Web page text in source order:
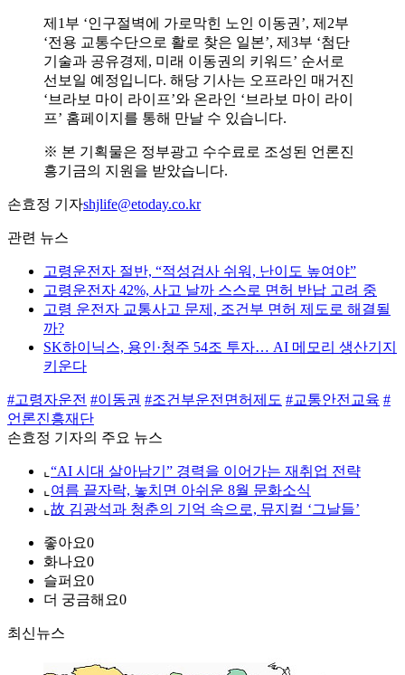
제1부 ‘인구절벽에 가로막힌 노인 이동권’, 제2부
‘전용 교통수단으로 활로 찾은 일본’, 제3부 ‘첨단
기술과 공유경제, 미래 이동권의 키워드’ 순서로
선보일 예정입니다. 해당 기사는 오프라인 매거진
‘브라보 마이 라이프’와 온라인 ‘브라보 마이 라이
프’ 홈페이지를 통해 만날 수 있습니다.
※ 본 기획물은 정부광고 수수료로 조성된 언론진
흥기금의 지원을 받았습니다.
손효정 기자shjlife@etoday.co.kr
관련 뉴스
고령운전자 절반, “적성검사 쉬워, 난이도 높여야”
고령운전자 42%, 사고 날까 스스로 면허 반납 고려 중
고령 운전자 교통사고 문제, 조건부 면허 제도로 해결될
까?
SK하이닉스, 용인·청주 54조 투자… AI 메모리 생산기지
키운다
#고령자운전 #이동권 #조건부운전면허제도 #교통안전교육 #
언론진흥재단
손효정 기자의 주요 뉴스
⌞ “AI 시대 살아남기” 경력을 이어가는 재취업 전략
⌞ 여름 끝자락, 놓치면 아쉬운 8월 문화소식
⌞ 故 김광석과 청춘의 기억 속으로, 뮤지컬 ‘그날들’
좋아요0
화나요0
슬퍼요0
더 궁금해요0
최신뉴스